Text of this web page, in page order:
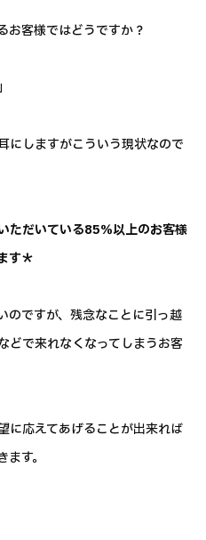
お客様ではどうですか？
にしますがこういう現状なので
ただいている85％以上のお客様
す＊
ですが、残念なことに引っ越
どで来れなくなってしまうお客
に応えてあげることが出来れば
す。